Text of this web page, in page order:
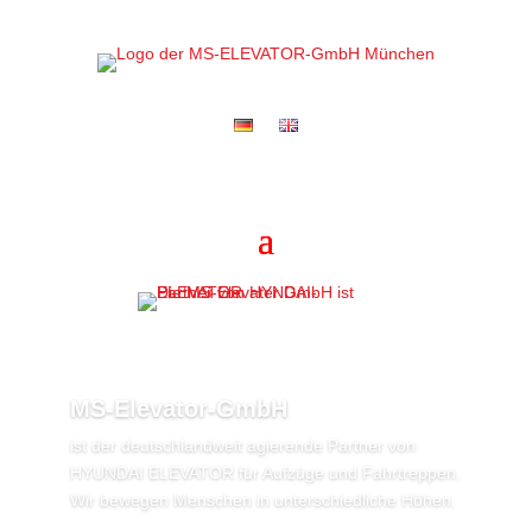
MS-Elevator-GmbH
ist der deutschlandweit agierende Partner von
HYUNDAI ELEVATOR für Aufzüge und Fahrtreppen.
Wir bewegen Menschen in unterschiedliche Höhen.